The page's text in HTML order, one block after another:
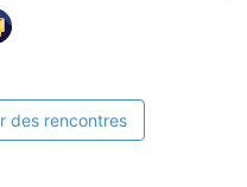
des rencontres